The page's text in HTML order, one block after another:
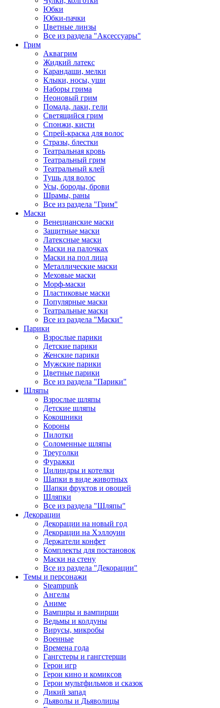
Юбки
Юбки-пачки
Цветные линзы
Все из раздела "Аксессуары"
Грим
Аквагрим
Жидкий латекс
Карандаши, мелки
Клыки, носы, уши
Наборы грима
Неоновый грим
Помада, лаки, гели
Светящийся грим
Спонжи, кисти
Спрей-краска для волос
Стразы, блестки
Театральная кровь
Театральный грим
Театральный клей
Тушь для волос
Усы, бороды, брови
Шрамы, раны
Все из раздела "Грим"
Маски
Венецианские маски
Защитные маски
Латексные маски
Маски на палочках
Маски на пол лица
Металлические маски
Меховые маски
Морф-маски
Пластиковые маски
Популярные маски
Театральные маски
Все из раздела "Маски"
Парики
Взрослые парики
Детские парики
Женские парики
Мужские парики
Цветные парики
Все из раздела "Парики"
Шляпы
Взрослые шляпы
Детские шляпы
Кокошники
Короны
Пилотки
Соломенные шляпы
Треуголки
Фуражки
Цилиндры и котелки
Шапки в виде животных
Шапки фруктов и овощей
Шляпки
Все из раздела "Шляпы"
Декорации
Декорации на новый год
Декорации на Хэллоуин
Держатели конфет
Комплекты для постановок
Маски на стену
Все из раздела "Декорации"
Темы и персонажи
Steampunk
Ангелы
Аниме
Вампиры и вампирши
Ведьмы и колдуны
Вирусы, микробы
Военные
Времена года
Гангстеры и гангстерши
Герои игр
Герои кино и комиксов
Герои мультфильмов и сказок
Дикий запад
Дьяволы и Дьяволицы